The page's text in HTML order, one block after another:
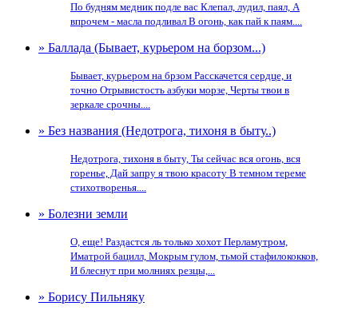
По будням медник подле вас Клепал, лудил, паял, А
впрочем - масла подливал В огонь, как пай к паям....
» Баллада (Бывает, курьером на борзом...)
Бывает, курьером на брзом Расскачется сердце, и
точно Отрывистость азбуки морзе, Черты твои в
зеркале срочны....
» Без названия (Недотрога, тихоня в быту..)
Недотрога, тихоня в быту, Ты сейчас вся огонь, вся
горенье, Дай запру я твою красоту В темном тереме
стихотворенья....
» Болезни земли
О, еще! Раздастся ль только хохот Перламутром,
Иматрой бацилл, Мокрым гулом, тьмой стафилококков,
И блеснут при молниях резцы,...
» Борису Пильняку